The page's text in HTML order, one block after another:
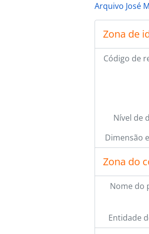
Arquivo José
Zona de
Código de
Nível de
Dimensão
Zona do
Nome do
Entidade